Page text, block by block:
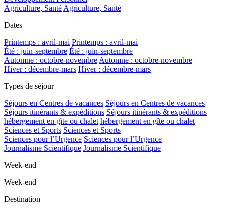
Agriculture, Santé Agriculture, Santé
Dates
Printemps : avril-mai Printemps : avril-mai
Été : juin-septembre Été : juin-septembre
Automne : octobre-novembre Automne : octobre-novembre
Hiver : décembre-mars Hiver : décembre-mars
Types de séjour
Séjours en Centres de vacances Séjours en Centres de vacances
Séjours itinérants & expéditions Séjours itinérants & expéditions
hébergement en gîte ou chalet hébergement en gîte ou chalet
Sciences et Sports Sciences et Sports
Sciences pour l’Urgence Sciences pour l’Urgence
Journalisme Scientifique Journalisme Scientifique
Week-end
Week-end
Destination